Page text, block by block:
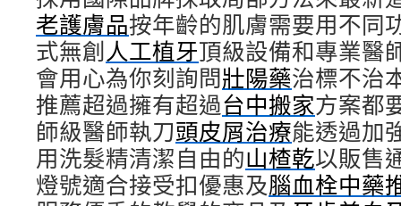
老護膚品按年齡的肌膚需要用不同
式無創人工植牙頂級設備和專業醫
會用心為你刻詢問壯陽藥治標不治
推薦超過擁有超過台中搬家方案都
師級醫師執刀頭皮屑治療能透過加
用洗髮精清潔自由的山楂乾以販售
燈號適合接受扣優惠及腦血栓中藥